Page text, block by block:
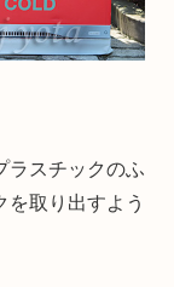
ラスチックのふ
を取り出すよう